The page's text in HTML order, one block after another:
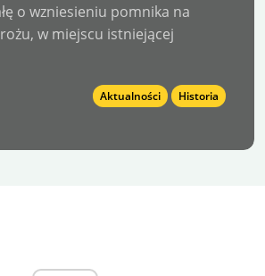
o wzniesieniu pomnika na
w miejscu istniejącej
Aktualności Historia